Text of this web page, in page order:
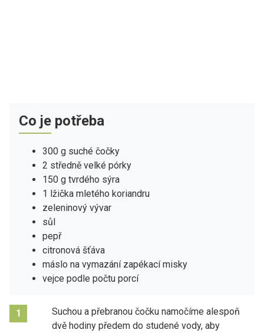
Co je potřeba
300 g suché čočky
2 středně velké pórky
150 g tvrdého sýra
1 lžička mletého koriandru
zeleninový vývar
sůl
pepř
citronová šťáva
máslo na vymazání zapékací misky
vejce podle počtu porcí
1
Suchou a přebranou čočku namočíme alespoň
dvě hodiny předem do studené vody, aby